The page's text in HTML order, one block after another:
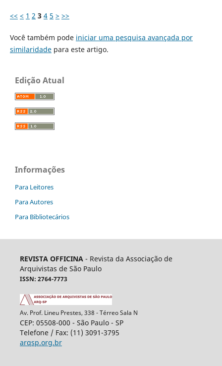
<< < 1 2 3 4 5 > >>
Você também pode iniciar uma pesquisa avançada por
similaridadepara este artigo.
Edição Atual
Informações
Para Leitores
Para Autores
Para Bibliotecários
REVISTA OFFICINA- Revista da Associação de
Arquivistas de São Paulo
ISSN: 2764-7773
Av. Prof. Lineu Prestes, 338 - Térreo Sala N
CEP: 05508-000 - São Paulo - SP
Telefone / Fax: (11) 3091-3795
arqsp.org.br